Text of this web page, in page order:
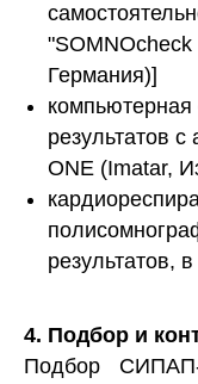
Германия)]
результатов
ONE (Imatar,
результатов,
4. Подбор и
Подбор СИПАП-